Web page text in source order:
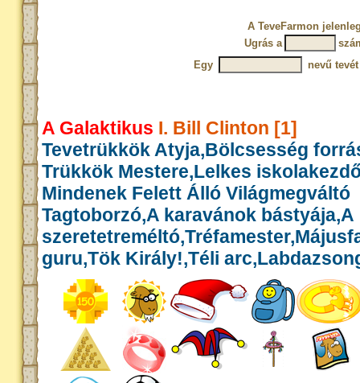
A TeveFarmon
Ugrás a
Egy
nevű
A Galaktikus I. Bill Clinton [1]
Tevetrükkök Atyja,Bölcsesség
Trükkök Mestere,Lelkes
Mindenek Felett Álló Világmegváltó
Tagtoborzó,A karavánok bástyája,A
guru,Tök Király!,Téli